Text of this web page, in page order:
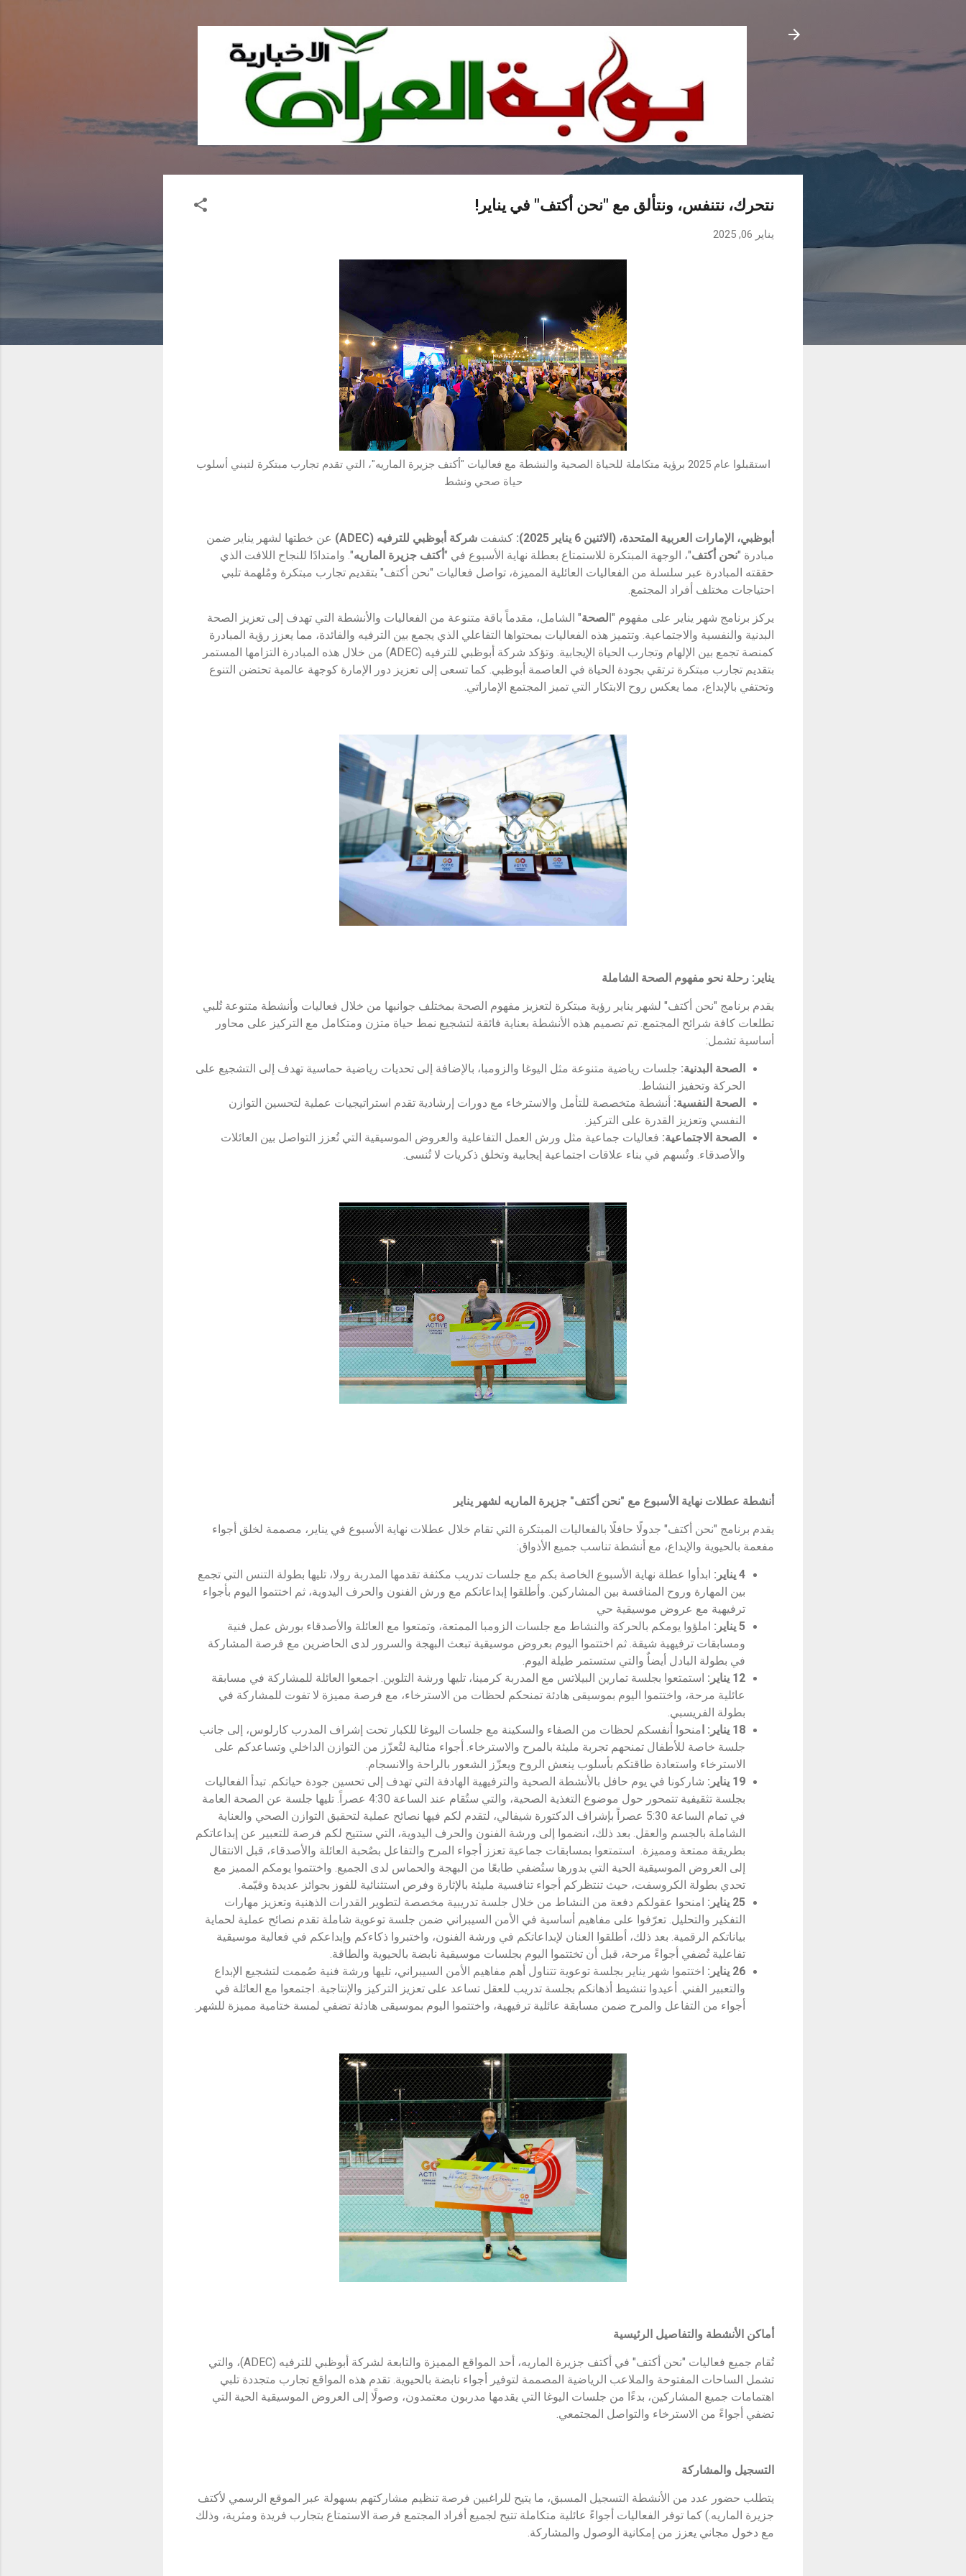
نتحرك، نتنفس، ونتألق مع "نحن أكتف" في يناير!
يناير 06, 2025
استقبلوا عام 2025 برؤية متكاملة للحياة الصحية والنشطة مع فعاليات "أكتف جزيرة الماريه"، التي تقدم تجارب مبتكرة لتبني أسلوب
حياة صحي ونشط
أبوظبي، الإمارات العربية المتحدة، (الاثنين 6 يناير 2025 ): كشفت شركة أبوظبي للترفيه (ADEC)
عن خطتها لشهر يناير ضمن
مبادرة "نحن أكتف"، الوجهة المبتكرة للاستمتاع بعطلة نهاية الأسبوع في "أكتف جزيرة الماريه". وامتدادًا للنجاح اللافت الذي
حققته المبادرة عبر سلسلة من الفعاليات العائلية المميزة، تواصل فعاليات "نحن أكتف" بتقديم تجارب مبتكرة ومُلهمة تلبي
احتياجات مختلف أفراد المجتمع.
يركز برنامج شهر يناير على مفهوم "الصحة" الشامل، مقدماً باقة متنوعة من الفعاليات والأنشطة التي تهدف إلى تعزيز الصحة
البدنية والنفسية والاجتماعية. وتتميز هذه الفعاليات بمحتواها التفاعلي الذي يجمع بين الترفيه والفائدة، مما يعزز رؤية المبادرة
كمنصة تجمع بين الإلهام وتجارب الحياة الإيجابية. وتؤكد شركة أبوظبي للترفيه (ADEC) من خلال هذه المبادرة التزامها المستمر
بتقديم تجارب مبتكرة ترتقي بجودة الحياة في العاصمة أبوظبي. كما تسعى إلى تعزيز دور الإمارة كوجهة عالمية تحتضن التنوع
وتحتفي بالإبداع، مما يعكس روح الابتكار التي تميز المجتمع الإماراتي.
يناير: رحلة نحو مفهوم الصحة الشاملة
يقدم برنامج "نحن أكتف" لشهر يناير رؤية مبتكرة لتعزيز مفهوم الصحة بمختلف جوانبها من خلال فعاليات وأنشطة متنوعة تُلبي
تطلعات كافة شرائح المجتمع. تم تصميم هذه الأنشطة بعناية فائقة لتشجيع نمط حياة متزن ومتكامل مع التركيز على محاور
أساسية تشمل:
الصحة البدنية: جلسات رياضية متنوعة مثل اليوغا والزومبا، بالإضافة إلى تحديات رياضية حماسية تهدف إلى التشجيع على
الحركة وتحفيز النشاط.
الصحة النفسية: أنشطة متخصصة للتأمل والاسترخاء مع دورات إرشادية تقدم استراتيجيات عملية لتحسين التوازن
النفسي وتعزيز القدرة على التركيز.
الصحة الاجتماعية: فعاليات جماعية مثل ورش العمل التفاعلية والعروض الموسيقية التي تُعزز التواصل بين العائلات
والأصدقاء. وتُسهم في بناء علاقات اجتماعية إيجابية وتخلق ذكريات لا تُنسى.
أنشطة عطلات نهاية الأسبوع مع "نحن أكتف" جزيرة الماريه لشهر يناير
يقدم برنامج "نحن أكتف" جدولًا حافلًا بالفعاليات المبتكرة التي تقام خلال عطلات نهاية الأسبوع في يناير، مصممة لخلق أجواء
مفعمة بالحيوية والإبداع، مع أنشطة تناسب جميع الأذواق:
4 يناير:
ابدأوا عطلة نهاية الأسبوع الخاصة بكم مع جلسات تدريب مكثفة تقدمها المدربة رولا، تليها بطولة التنس التي تجمع
بين المهارة وروح المنافسة بين المشاركين. وأطلقوا إبداعاتكم مع ورش الفنون والحرف اليدوية، ثم اختتموا اليوم بأجواء
ترفيهية مع عروض موسيقية حي
5 يناير:
املؤوا يومكم بالحركة والنشاط مع جلسات الزومبا الممتعة، وتمتعوا مع العائلة والأصدقاء بورش عمل فنية
ومسابقات ترفيهية شيقة. ثم اختتموا اليوم بعروض موسيقية تبعث البهجة والسرور لدى الحاضرين مع فرصة المشاركة
في بطولة البادل أيضاٌ والتي ستستمر طيلة اليوم.
12 يناير:
استمتعوا بجلسة تمارين البيلاتس مع المدربة كرمينا، تليها ورشة التلوين. اجمعوا العائلة للمشاركة في مسابقة
عائلية مرحة، واختتموا اليوم بموسيقى هادئة تمنحكم لحظات من الاسترخاء، مع فرصة مميزة لا تفوت للمشاركة في
بطولة الفريسبي.
18 يناير: ا
منحوا أنفسكم لحظات من الصفاء والسكينة مع جلسات اليوغا للكبار تحت إشراف المدرب كارلوس، إلى جانب
جلسة خاصة للأطفال تمنحهم تجربة مليئة بالمرح والاسترخاء. أجواء مثالية لتُعزّز من التوازن الداخلي وتساعدكم على
الاسترخاء واستعادة طاقتكم بأسلوب ينعش الروح ويعزّز الشعور بالراحة والانسجام.
19 يناير:
شاركونا في يوم حافل بالأنشطة الصحية والترفيهية الهادفة التي تهدف إلى تحسين جودة حياتكم. تبدأ الفعاليات
بجلسة تثقيفية تتمحور حول موضوع التغذية الصحية، والتي ستُقام عند الساعة 4:30 عصراً. تليها جلسة عن الصحة العامة
في تمام الساعة 5:30 عصراً بإشراف الدكتورة شيفالي، لتقدم لكم فيها نصائح عملية لتحقيق التوازن الصحي والعناية
الشاملة بالجسم والعقل. بعد ذلك، انضموا إلى ورشة الفنون والحرف اليدوية، التي ستتيح لكم فرصة للتعبير عن إبداعاتكم
بطريقة ممتعة ومميزة. استمتعوا بمسابقات جماعية تعزز أجواء المرح والتفاعل بصٌحبة العائلة والأصدقاء، قبل الانتقال
إلى العروض الموسيقية الحية التي بدورها ستُضفي طابعًا من البهجة والحماس لدى الجميع. واختتموا يومكم المميز مع
تحدي بطولة الكروسفت، حيث تنتظركم أجواء تنافسية مليئة بالإثارة وفرص استثنائية للفوز بجوائز عديدة وقيّمة.
25 يناير:
امنحوا عقولكم دفعة من النشاط من خلال جلسة تدريبية مخصصة لتطوير القدرات الذهنية وتعزيز مهارات
التفكير والتحليل. تعرّفوا على مفاهيم أساسية في الأمن السيبراني ضمن جلسة توعوية شاملة تقدم نصائح عملية لحماية
بياناتكم الرقمية. بعد ذلك، أطلقوا العنان لإبداعاتكم في ورشة الفنون، واختبروا ذكاءكم وإبداعكم في فعالية موسيقية
تفاعلية تُضفي أجواءً مرحة، قبل أن تختتموا اليوم بجلسات موسيقية نابضة بالحيوية والطاقة.
26 يناير:
اختتموا شهر يناير بجلسة توعوية تتناول أهم مفاهيم الأمن السيبراني، تليها ورشة فنية صُممت لتشجيع الإبداع
والتعبير الفني. أعيدوا تنشيط أذهانكم بجلسة تدريب للعقل تساعد على تعزيز التركيز والإنتاجية. اجتمعوا مع العائلة في
أجواء من التفاعل والمرح ضمن مسابقة عائلية ترفيهية، واختتموا اليوم بموسيقى هادئة تضفي لمسة ختامية مميزة للشهر.
أماكن الأنشطة والتفاصيل الرئيسية
تُقام جميع فعاليات "نحن أكتف" في أكتف جزيرة الماريه، أحد المواقع المميزة والتابعة لشركة أبوظبي للترفيه (ADEC)، والتي
تشمل الساحات المفتوحة والملاعب الرياضية المصممة لتوفير أجواء نابضة بالحيوية. تقدم هذه المواقع تجارب متجددة تلبي
اهتمامات جميع المشاركين، بدءًا من جلسات اليوغا التي يقدمها مدربون معتمدون، وصولًا إلى العروض الموسيقية الحية التي
تضفي أجواءً من الاسترخاء والتواصل المجتمعي.
التسجيل والمشاركة
يتطلب حضور عدد من الأنشطة التسجيل المسبق، ما يتيح للراغبين فرصة تنظيم مشاركتهم بسهولة عبر الموقع الرسمي لأكتف
جزيرة الماريه.) كما توفر الفعاليات أجواءً عائلية متكاملة تتيح لجميع أفراد المجتمع فرصة الاستمتاع بتجارب فريدة ومثرية، وذلك
مع دخول مجاني يعزز من إمكانية الوصول والمشاركة.